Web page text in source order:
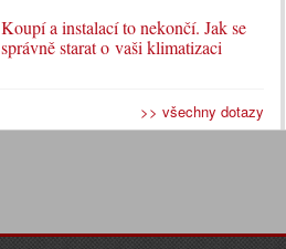
Koupí a instalací to nekončí. Jak se
správně starat o vaši klimatizaci
>> všechny dotazy